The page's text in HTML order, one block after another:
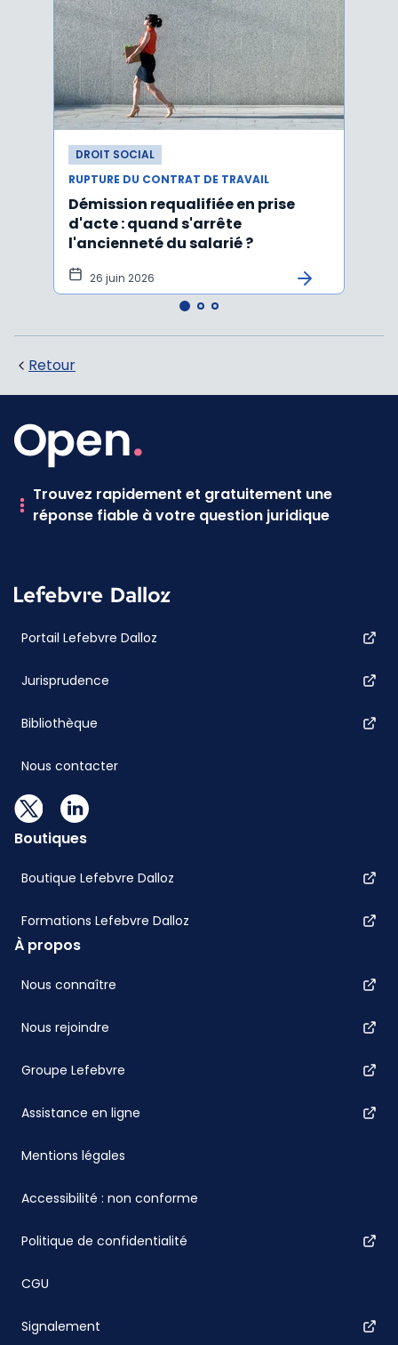
DROIT SOCIAL
RUPTURE DU CONTRAT DE TRAVAIL
Démission requalifiée en prise
d'acte : quand s'arrête
l'ancienneté du salarié ?
26 juin 2026
Retour
Trouvez rapidement et gratuitement une
réponse fiable à votre question juridique
Portail Lefebvre Dalloz
Jurisprudence
Bibliothèque
Nous contacter
Boutiques
Boutique Lefebvre Dalloz
Formations Lefebvre Dalloz
À propos
Nous connaître
Nous rejoindre
Groupe Lefebvre
Assistance en ligne
Mentions légales
Accessibilité : non conforme
Politique de confidentialité
CGU
Signalement